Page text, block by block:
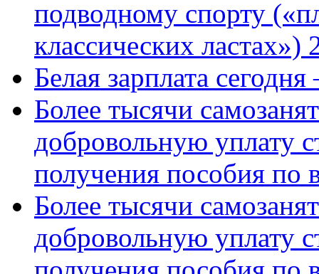
подводному спорту
классических ластах»)
Белая зарплата
Более тысячи
добровольную уплату
получения пособия по
Более тысячи
добровольную уплату